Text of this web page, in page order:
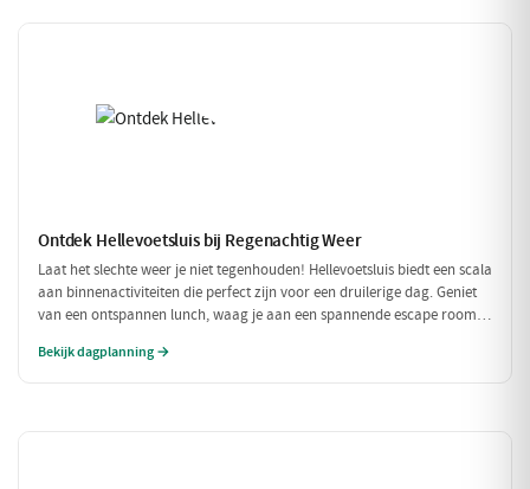
Ontdek Hellevoetsluis bij Regenachtig Weer
Laat het slechte weer je niet tegenhouden! Hellevoetsluis biedt een scala
aan binnenactiviteiten die perfect zijn voor een druilerige dag. Geniet
van een ontspannen lunch, waag je aan een spannende escape room
binnenshuis!
Bekijk dagplanning →